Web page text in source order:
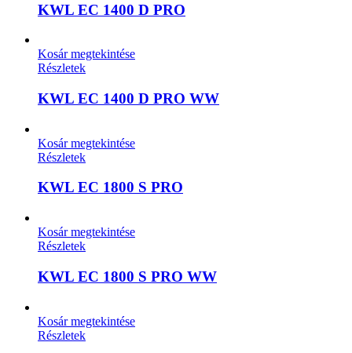
KWL EC 1400 D PRO
Kosár megtekintése
Részletek
KWL EC 1400 D PRO WW
Kosár megtekintése
Részletek
KWL EC 1800 S PRO
Kosár megtekintése
Részletek
KWL EC 1800 S PRO WW
Kosár megtekintése
Részletek